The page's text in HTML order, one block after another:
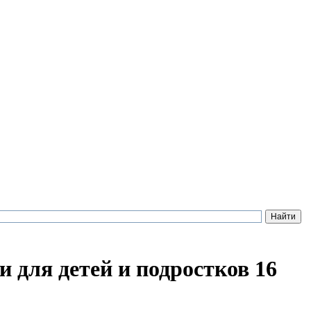
детей и подростков 16